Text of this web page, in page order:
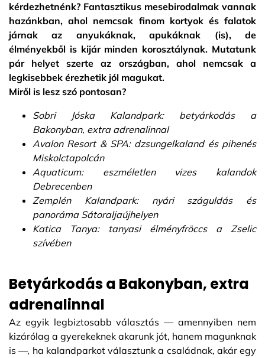
kérdezhetnénk? Fantasztikus mesebirodalmak vannak
hazánkban, ahol nemcsak finom kortyok és falatok
járnak az anyukáknak, apukáknak (is), de
élményekből is kijár minden korosztálynak. Mutatunk
pár helyet szerte az országban, ahol nemcsak a
legkisebbek érezhetik jól magukat.
Miről is lesz szó pontosan?
Sobri Jóska Kalandpark: betyárkodás a
Bakonyban, extra adrenalinnal
Avalon Resort & SPA: dzsungelkaland és pihenés
Miskolctapolcán
Aquaticum: eszméletlen vizes kalandok
Debrecenben
Zemplén Kalandpark: nyári száguldás és
panoráma Sátoraljaújhelyen
Katica Tanya: tanyasi élményfröccs a Zselic
szívében
Betyárkodás a Bakonyban, extra
adrenalinnal
Az egyik legbiztosabb választás — amennyiben nem
kizárólag a gyerekeknek akarunk jót, hanem magunknak
is —, ha kalandparkot választunk a családnak, akár egy